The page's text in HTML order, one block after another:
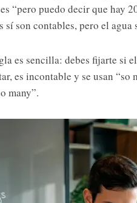
“pero puedo decir que hay
son contables, pero el agua
es sencilla: debes fijarte si
es incontable y se usan “so
many”.